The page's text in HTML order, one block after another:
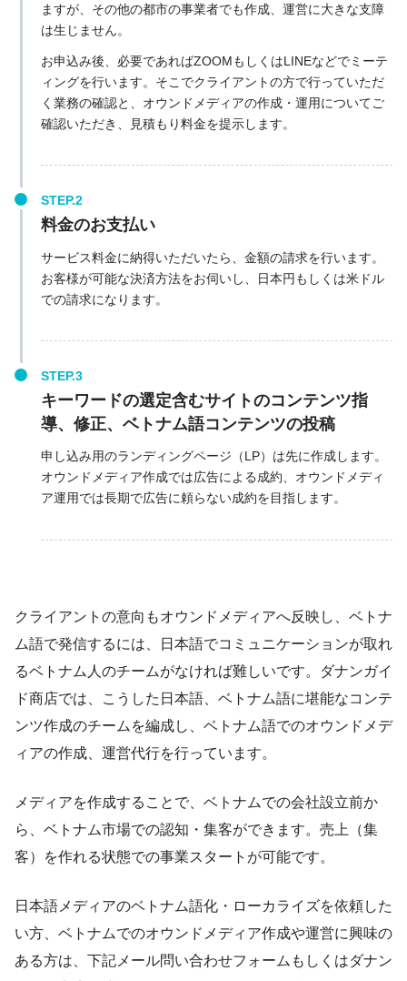
ますが、その他の都市の事業者でも作成、運営に大きな支障
は生じません。
お申込み後、必要であればZOOMもしくはLINEなどでミーテ
ィングを行います。そこでクライアントの方で行っていただ
く業務の確認と、オウンドメディアの作成・運用についてご
確認いただき、見積もり料金を提示します。
料金のお支払い
サービス料金に納得いただいたら、金額の請求を行います。
お客様が可能な決済方法をお伺いし、日本円もしくは米ドル
での請求になります。
キーワードの選定含むサイトのコンテンツ指
導、修正、ベトナム語コンテンツの投稿
申し込み用のランディングページ（LP）は先に作成します。
オウンドメディア作成では広告による成約、オウンドメディ
ア運用では長期で広告に頼らない成約を目指します。
クライアントの意向もオウンドメディアへ反映し、ベトナ
ム語で発信するには、日本語でコミュニケーションが取れ
るベトナム人のチームがなければ難しいです。ダナンガイ
ド商店では、こうした日本語、ベトナム語に堪能なコンテ
ンツ作成のチームを編成し、ベトナム語でのオウンドメデ
ィアの作成、運営代行を行っています。
メディアを作成することで、ベトナムでの会社設立前か
ら、ベトナム市場での認知・集客ができます。売上（集
客）を作れる状態での事業スタートが可能です。
日本語メディアのベトナム語化・ローカライズを依頼した
い方、ベトナムでのオウンドメディア作成や運営に興味の
ある方は、下記メール問い合わせフォームもしくはダナン